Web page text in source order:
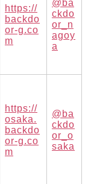
https://
backdo
or-g.co
m
@ba
ckdo
or_n
agoy
a
https://
osaka.
backdo
or-g.co
m
@ba
ckdo
or_o
saka